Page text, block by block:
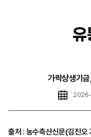
유
가락상생기
출처 : 농수축산신문(김진오